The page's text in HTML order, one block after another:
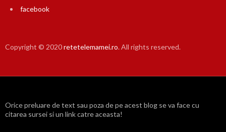
facebook
Copyright © 2020retetelemamei.ro. All rights reserved.
Orice preluare de text sau poza de pe acest blog se va face cu
citarea sursei si un link catre aceasta!